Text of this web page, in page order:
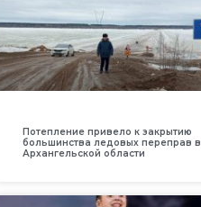
Потепление привело к закрытию
большинства ледовых переправ в
Архангельской области